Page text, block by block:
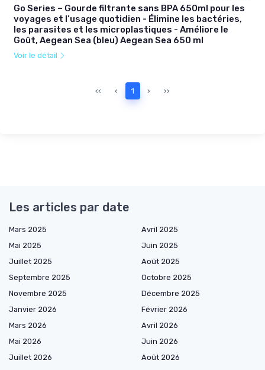
Go Series – Gourde filtrante sans BPA 650ml pour les
voyages et l’usage quotidien - Élimine les bactéries,
les parasites et les microplastiques - Améliore le
Goût, Aegean Sea (bleu) Aegean Sea 650 ml
Voir le détail
‹‹ ‹ 1 › ››
Les articles par date
Mars 2025
Avril 2025
Mai 2025
Juin 2025
Juillet 2025
Août 2025
Septembre 2025
Octobre 2025
Novembre 2025
Décembre 2025
Janvier 2026
Février 2026
Mars 2026
Avril 2026
Mai 2026
Juin 2026
Juillet 2026
Août 2026